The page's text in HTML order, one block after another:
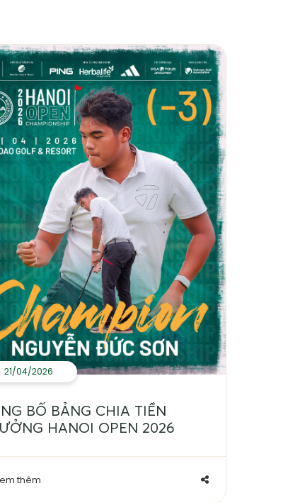
21/04/2026
BỐ BẢNG CHIA TIỀN
HANOI OPEN 2026
thêm